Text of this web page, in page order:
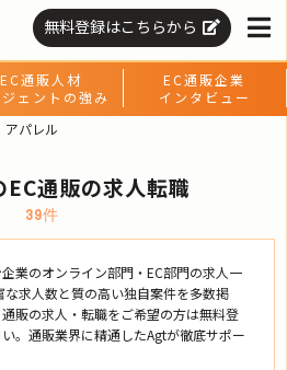
無料登録はこちらから
EC通販人材
ェントの強み
EC通販企業
インタビュー
アパレル
EC通販の求人転職
39件
業のオンライン部門・EC部門の求人一
な求人数と質の高い独自案件を多数掲
販の求人・転職をご希望の方は無料登
。通販業界に精通したAgtが徹底サポー